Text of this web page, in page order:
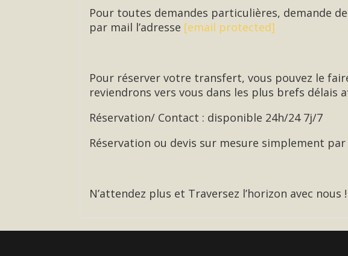
Pour toutes demandes particulières, demande
par mail l’adresse [email protected]
Pour réserver votre transfert, vous pouvez le
reviendrons vers vous dans les plus brefs
Réservation/ Contact : disponible 24h/24 7j/7
Réservation ou devis sur mesure simplement
N’attendez plus et Traversez l’horizon avec nous !